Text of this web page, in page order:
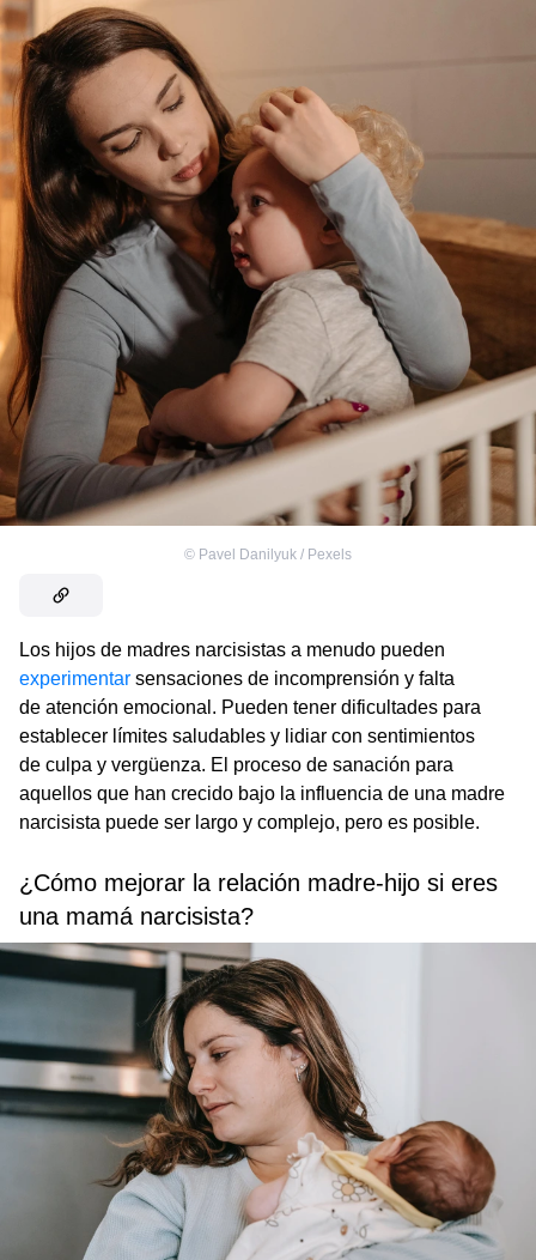
© Pavel Danilyuk / Pexels
Los hijos de madres narcisistas a menudo pueden
experimentar sensaciones de incomprensión y falta
de atención emocional. Pueden tener dificultades para
establecer límites saludables y lidiar con sentimientos
de culpa y vergüenza. El proceso de sanación para
aquellos que han crecido bajo la influencia de una madre
narcisista puede ser largo y complejo, pero es posible.
¿Cómo mejorar la relación madre-hijo si eres
una mamá narcisista?